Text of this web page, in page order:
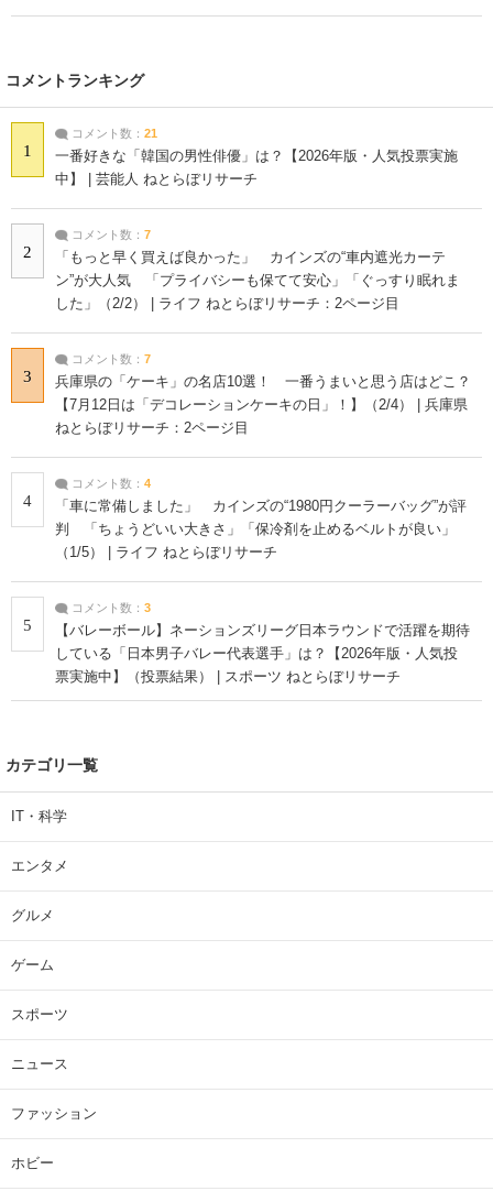
コメントランキング
1
コメント数： 21
一番好きな「韓国の男性俳優」は？【2026年版・人気投票実施
中】 | 芸能人 ねとらぼリサーチ
2
コメント数： 7
「もっと早く買えば良かった」 カインズの“車内遮光カーテ
ン”が大人気 「プライバシーも保てて安心」「ぐっすり眠れま
した」（2/2） | ライフ ねとらぼリサーチ：2ページ目
3
コメント数： 7
兵庫県の「ケーキ」の名店10選！ 一番うまいと思う店はどこ？
【7月12日は「デコレーションケーキの日」！】（2/4） | 兵庫県
ねとらぼリサーチ：2ページ目
4
コメント数： 4
「車に常備しました」 カインズの“1980円クーラーバッグ”が評
判 「ちょうどいい大きさ」「保冷剤を止めるベルトが良い」
（1/5） | ライフ ねとらぼリサーチ
5
コメント数： 3
【バレーボール】ネーションズリーグ日本ラウンドで活躍を期待
している「日本男子バレー代表選手」は？【2026年版・人気投
票実施中】（投票結果） | スポーツ ねとらぼリサーチ
カテゴリ一覧
IT・科学
エンタメ
グルメ
ゲーム
スポーツ
ニュース
ファッション
ホビー